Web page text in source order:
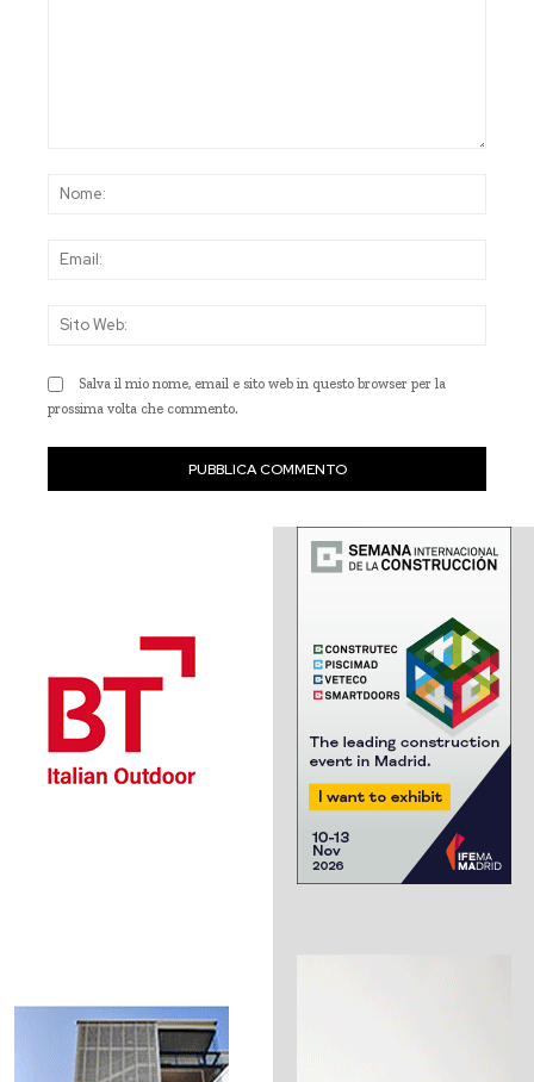
Salva il mio nome, email e sito web in questo browser per la
prossima volta che commento.